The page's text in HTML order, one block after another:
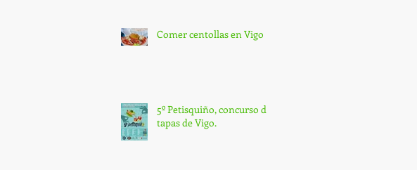
Comer centollas en Vigo
5º Petisquiño, concurso de
tapas de Vigo.